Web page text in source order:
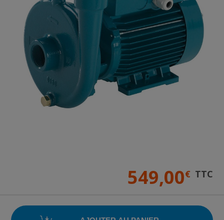
549,00€ TTC